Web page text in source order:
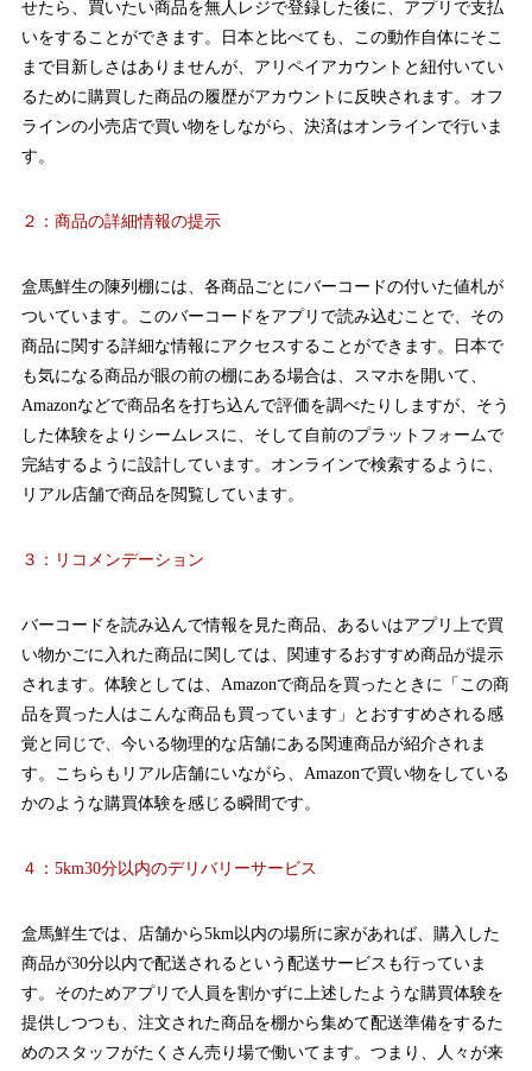
せたら、買いたい商品を無人レジで登録した後に、アプリで支払
いをすることができます。日本と比べても、この動作自体にそこ
まで目新しさはありませんが、アリペイアカウントと紐付いてい
るために購買した商品の履歴がアカウントに反映されます。オフ
ラインの小売店で買い物をしながら、決済はオンラインで行いま
す。
２：商品の詳細情報の提示
盒馬鮮生の陳列棚には、各商品ごとにバーコードの付いた値札が
ついています。このバーコードをアプリで読み込むことで、その
商品に関する詳細な情報にアクセスすることができます。日本で
も気になる商品が眼の前の棚にある場合は、スマホを開いて、
Amazonなどで商品名を打ち込んで評価を調べたりしますが、そう
した体験をよりシームレスに、そして自前のプラットフォームで
完結するように設計しています。オンラインで検索するように、
リアル店舗で商品を閲覧しています。
３：リコメンデーション
バーコードを読み込んで情報を見た商品、あるいはアプリ上で買
い物かごに入れた商品に関しては、関連するおすすめ商品が提示
されます。体験としては、Amazonで商品を買ったときに「この商
品を買った人はこんな商品も買っています」とおすすめされる感
覚と同じで、今いる物理的な店舗にある関連商品が紹介されま
す。こちらもリアル店舗にいながら、Amazonで買い物をしている
かのような購買体験を感じる瞬間です。
４：5km30分以内のデリバリーサービス
盒馬鮮生では、店舗から5km以内の場所に家があれば、購入した
商品が30分以内で配送されるという配送サービスも行っていま
す。そのためアプリで人員を割かずに上述したような購買体験を
提供しつつも、注文された商品を棚から集めて配送準備をするた
めのスタッフがたくさん売り場で働いてます。つまり、人々が来